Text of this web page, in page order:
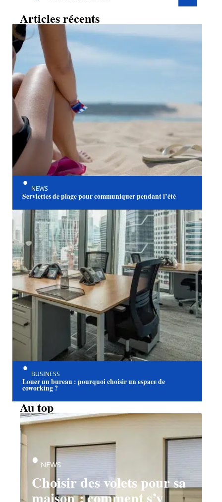
Articles récents
NEWS
Serviettes de plage pour communiquer pendant l’été
BUSINESS
Louer un bureau : pourquoi choisir un espace de
coworking ?
Au top
Choisir des volets pour sa
maison : comment s’y
NEWS